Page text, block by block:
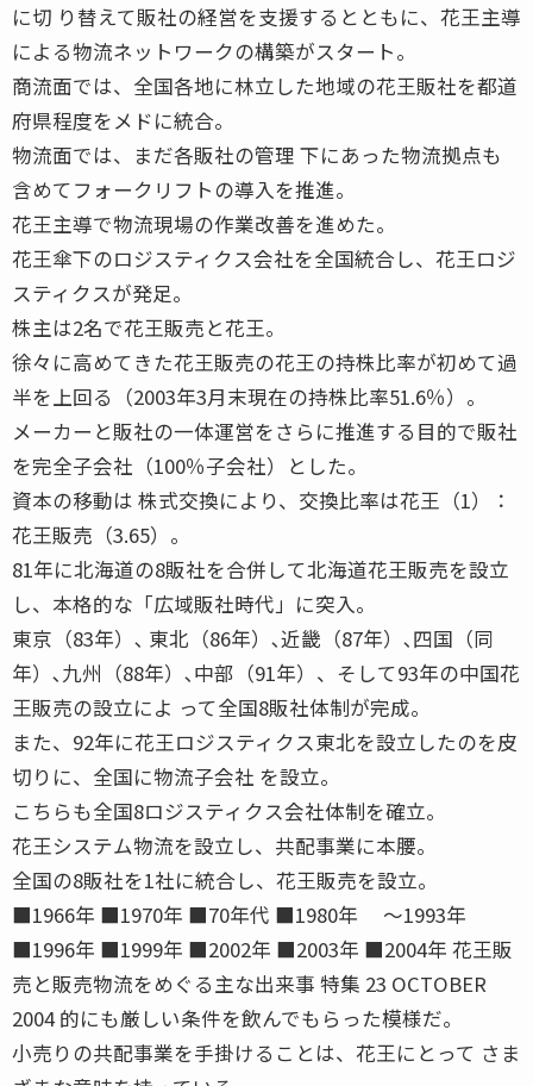
に切 り替えて販社の経営を支援するとともに、花王主導
による物流ネットワークの構築がスタート。
商流面では、全国各地に林立した地域の花王販社を都道
府県程度をメドに統合。
物流面では、まだ各販社の管理 下にあった物流拠点も
含めてフォークリフトの導入を推進。
花王主導で物流現場の作業改善を進めた。
花王傘下のロジスティクス会社を全国統合し、花王ロジ
スティクスが発足。
株主は2名で花王販売と花王。
徐々に高めてきた花王販売の花王の持株比率が初めて過
半を上回る（2003年3月末現在の持株比率51.6％）。
メーカーと販社の一体運営をさらに推進する目的で販社
を完全子会社（100％子会社）とした。
資本の移動は 株式交換により、交換比率は花王（1）：
花王販売（3.65）。
81年に北海道の8販社を合併して北海道花王販売を設立
し、本格的な「広域販社時代」に突入。
東京（83年）､ 東北（86年）､近畿（87年）､四国（同
年）､九州（88年）､中部（91年）、そして93年の中国花
王販売の設立によ って全国8販社体制が完成。
また、92年に花王ロジスティクス東北を設立したのを皮
切りに、全国に物流子会社 を設立。
こちらも全国8ロジスティクス会社体制を確立。
花王システム物流を設立し、共配事業に本腰。
全国の8販社を1社に統合し、花王販売を設立。
■1966年 ■1970年 ■70年代 ■1980年 〜1993年
■1996年 ■1999年 ■2002年 ■2003年 ■2004年 花王販
売と販売物流をめぐる主な出来事 特集 23 OCTOBER
2004 的にも厳しい条件を飲んでもらった模様だ。
小売りの共配事業を手掛けることは、花王にとって さま